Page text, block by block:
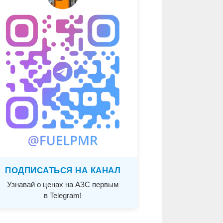
ПОДПИСАТЬСЯ НА КАНАЛ
Узнавай о ценах на АЗС первым
в Telegram!